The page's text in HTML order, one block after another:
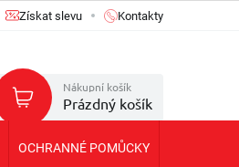
Získat slevu Kontakty
Nákupní košík
Prázdný košík
OCHRANNÉ POMŮCKY